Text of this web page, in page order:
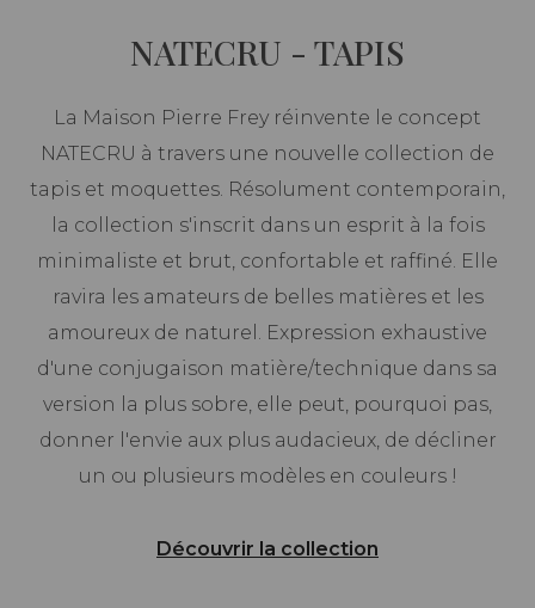
NATECRU - TAPIS
La Maison Pierre Frey réinvente le concept
NATECRU à travers une nouvelle collection de
tapis et moquettes. Résolument contemporain,
la collection s'inscrit dans un esprit à la fois
minimaliste et brut, confortable et raffiné. Elle
ravira les amateurs de belles matières et les
amoureux de naturel. Expression exhaustive
d'une conjugaison matière/technique dans sa
version la plus sobre, elle peut, pourquoi pas,
donner l'envie aux plus audacieux, de décliner
un ou plusieurs modèles en couleurs !
Découvrir la collection